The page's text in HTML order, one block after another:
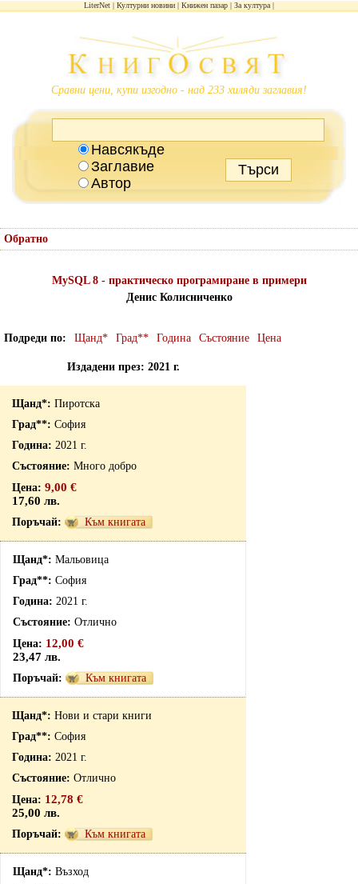
LiterNet Културни новини Книжен пазар За култура
Сравни цени, купи изгодно - над 233 хиляди заглавия!
Навсякъде
Заглавие
Автор
Обратно
MySQL 8 - практическо програмиране в примери
Денис Колисниченко
Подреди по Щанд* Град** Година Състояние Цена
Издадени през: 2021 г.
Пиротска
София
2021 г.
Много добро
9,00 €
17,60 лв.
Към книгата
Мальовица
София
2021 г.
Отлично
12,00 €
23,47 лв.
Към книгата
Нови и стари книги
София
2021 г.
Отлично
12,78 €
25,00 лв.
Към книгата
Възход